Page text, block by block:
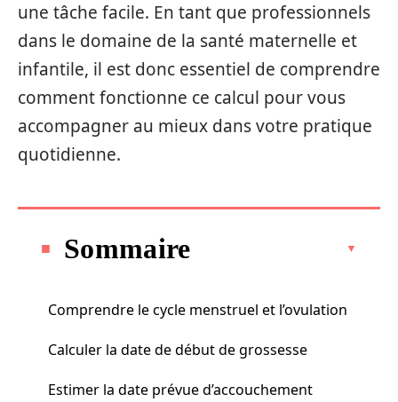
une tâche facile. En tant que professionnels
dans le domaine de la santé maternelle et
infantile, il est donc essentiel de comprendre
comment fonctionne ce calcul pour vous
accompagner au mieux dans votre pratique
quotidienne.
Sommaire
Comprendre le cycle menstruel et l’ovulation
Calculer la date de début de grossesse
Estimer la date prévue d’accouchement